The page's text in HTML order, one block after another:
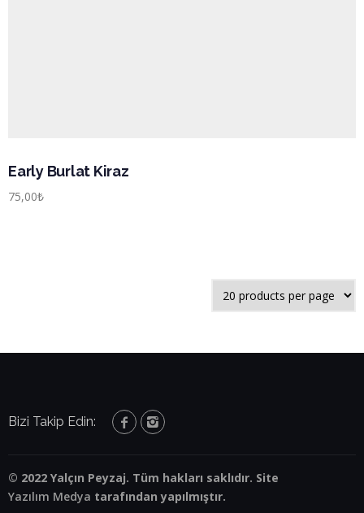
Early Burlat Kiraz
75,00₺
Bizi Takip Edin:
© 2022 Yalçın Peyzaj. Tüm hakları saklıdır. Site
Yazılım Medya tarafından yapılmıştır.